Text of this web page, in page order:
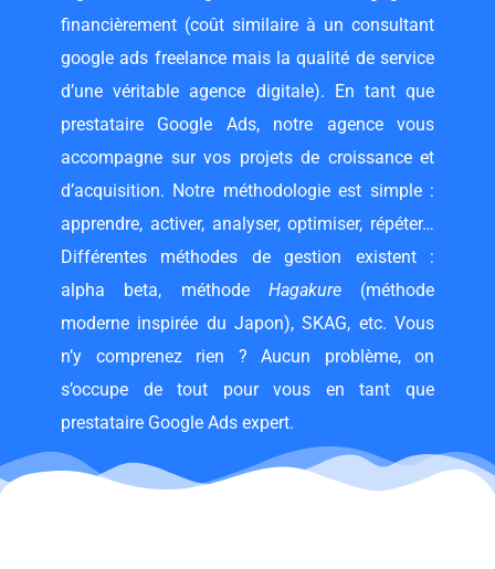
financièrement (coût similaire à un consultant
google ads freelancemais la qualité de service
d’une véritable agence digitale). En tant que
prestataire Google Ads, notre agence vous
accompagne sur vos projets de croissance et
d’acquisition. Notre méthodologie est simple :
apprendre, activer, analyser, optimiser, répéter…
Différentes méthodes de gestion existent :
alpha beta, méthode Hagakure(méthode
moderne inspirée du Japon), SKAG, etc. Vous
n’y comprenez rien ? Aucun problème, on
s’occupe de tout pour vous en tant que
prestataire Google Ads expert.